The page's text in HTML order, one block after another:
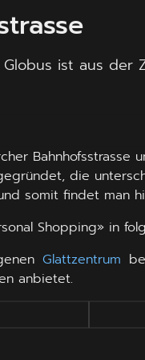
ist aus der
Bahnhofsstrasse
die
somit findet man
Shopping» in
Glattzentrum
anbietet.